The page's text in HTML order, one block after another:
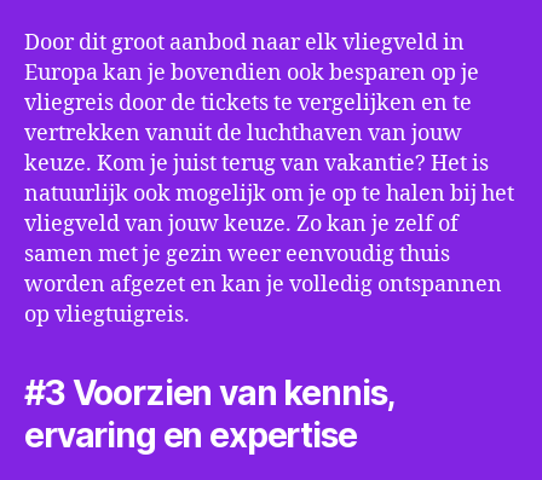
Door dit groot aanbod naar elk vliegveld in
Europa kan je bovendien ook besparen op je
vliegreis door de tickets te vergelijken en te
vertrekken vanuit de luchthaven van jouw
keuze. Kom je juist terug van vakantie? Het is
natuurlijk ook mogelijk om je op te halen bij het
vliegveld van jouw keuze. Zo kan je zelf of
samen met je gezin weer eenvoudig thuis
worden afgezet en kan je volledig ontspannen
op vliegtuigreis.
#3 Voorzien van kennis,
ervaring en expertise